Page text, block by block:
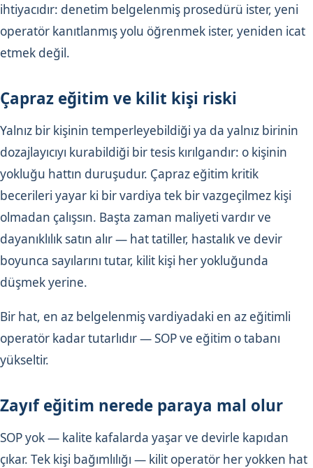
ihtiyacıdır: denetim belgelenmiş prosedürü ister, yeni
operatör kanıtlanmış yolu öğrenmek ister, yeniden icat
etmek değil.
Çapraz eğitim ve kilit kişi riski
Yalnız bir kişinin temperleyebildiği ya da yalnız birinin
dozajlayıcıyı kurabildiği bir tesis kırılgandır: o kişinin
yokluğu hattın duruşudur. Çapraz eğitim kritik
becerileri yayar ki bir vardiya tek bir vazgeçilmez kişi
olmadan çalışsın. Başta zaman maliyeti vardır ve
dayanıklılık satın alır — hat tatiller, hastalık ve devir
boyunca sayılarını tutar, kilit kişi her yokluğunda
düşmek yerine.
Bir hat, en az belgelenmiş vardiyadaki en az eğitimli
operatör kadar tutarlıdır — SOP ve eğitim o tabanı
yükseltir.
Zayıf eğitim nerede paraya mal olur
SOP yok — kalite kafalarda yaşar ve devirle kapıdan
çıkar. Tek kişi bağımlılığı — kilit operatör her yokken hat